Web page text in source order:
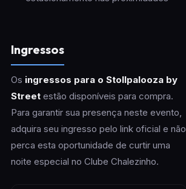
Ingressos
Os ingressos para o Stollpalooza by
Streetestão disponíveis para compra.
Para garantir sua presença neste evento,
adquira seu ingresso pelo link oficial e não
perca esta oportunidade de curtir uma
noite especial no Clube Chalezinho.